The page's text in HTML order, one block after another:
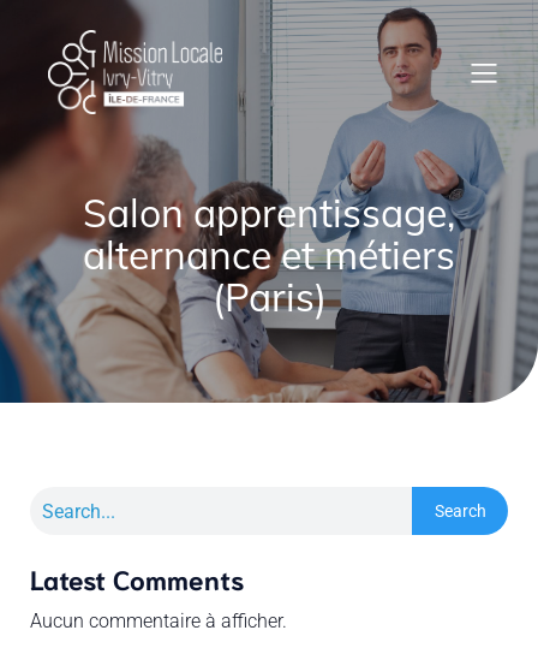
Salon apprentissage,
alternance et métiers
(Paris)
Search
Latest Comments
Aucun commentaire à afficher.